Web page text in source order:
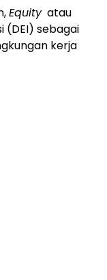
Equityatau
(DEI) sebagai
kerja